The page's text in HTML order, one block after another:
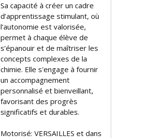
Sa capacité à créer un cadre
d’apprentissage stimulant, où
l’autonomie est valorisée,
permet à chaque élève de
s’épanouir et de maîtriser les
concepts complexes de la
chimie. Elle s'engage à fournir
un accompagnement
personnalisé et bienveillant,
favorisant des progrès
significatifs et durables.
Motorisé: VERSAILLES et dans